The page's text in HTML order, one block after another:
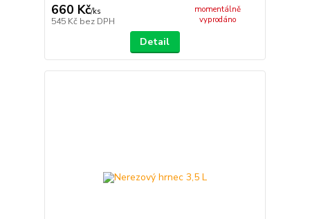
660 Kč/ks
545 Kč bez DPH
momentálně
vyprodáno
Detail